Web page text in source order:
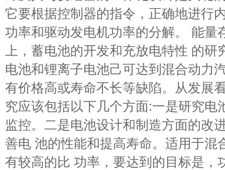
它要根据控制器的指令，正确地进行
功率和驱动发电机功率的分解。 能量
上，蓄电池的开发和充放电特性 的研
电池和锂离子电池己可达到混合动力
有价格高或寿命不长等缺陷。从发展
究应该包括以下几个方面:一是研究电
监控。二是电池设计和制造方面的改
善电 池的性能和提高寿命。适用于混
有较高的比 功率，要达到的目标是，